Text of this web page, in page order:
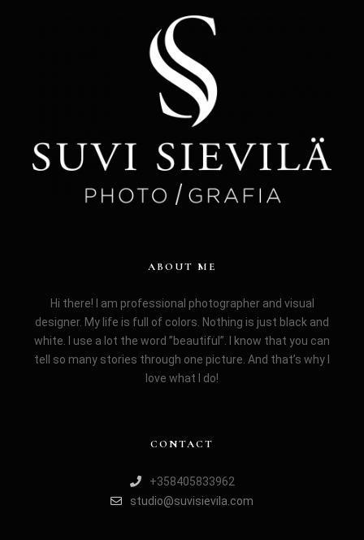
ABOUT ME
Hi there! I am professional photographer and visual
designer. My life is full of colors. Nothing is just black and
white. I use a lot the word ”beautiful”. I know that you can
tell so many stories through one picture. And that’s why I
love what I do!
CONTACT
+358405833962
studio@suvisievila.com